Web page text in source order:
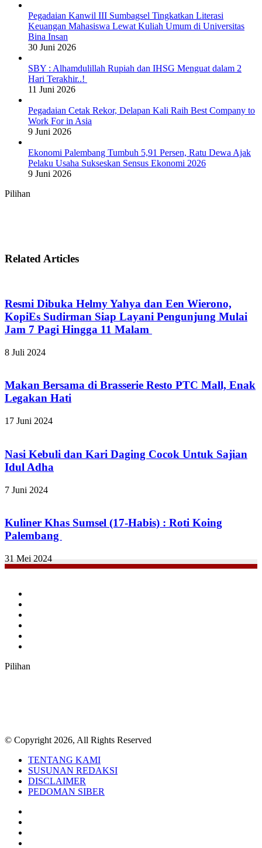
Pegadaian Kanwil III Sumbagsel Tingkatkan Literasi
Keuangan Mahasiswa Lewat Kuliah Umum di Universitas
Bina Insan
30 Juni 2026
SBY : Alhamdulillah Rupiah dan IHSG Menguat dalam 2
Hari Terakhir..!
11 Juni 2026
Pegadaian Cetak Rekor, Delapan Kali Raih Best Company to
Work For in Asia
9 Juni 2026
Ekonomi Palembang Tumbuh 5,91 Persen, Ratu Dewa Ajak
Pelaku Usaha Sukseskan Sensus Ekonomi 2026
9 Juni 2026
Pilihan
Related Articles
Resmi Dibuka Helmy Yahya dan Een Wierono,
KopiEs Sudirman Siap Layani Pengunjung Mulai
Jam 7 Pagi Hingga 11 Malam
8 Juli 2024
Makan Bersama di Brasserie Resto PTC Mall, Enak
Legakan Hati
17 Juni 2024
Nasi Kebuli dan Kari Daging Cocok Untuk Sajian
Idul Adha
7 Juni 2024
Kuliner Khas Sumsel (17-Habis) : Roti Koing
Palembang
31 Mei 2024
Pilihan
© Copyright 2026, All Rights Reserved
TENTANG KAMI
SUSUNAN REDAKSI
DISCLAIMER
PEDOMAN SIBER